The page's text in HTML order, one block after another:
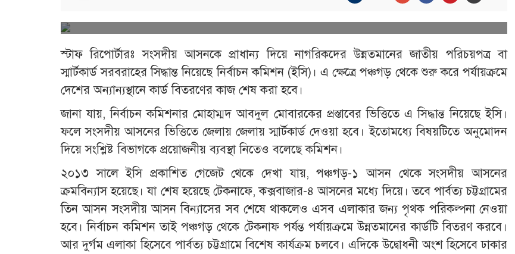
স্টাফ রিপোর্টারঃ সংসদীয় আসনকে প্রাধান্য দিয়ে নাগরিকদের উন্নতমানের জাতীয় পরিচয়পত্র বা
স্মার্টকার্ড সরবরাহের সিদ্ধান্ত নিয়েছে নির্বাচন কমিশন (ইসি)। এ ক্ষেত্রে পঞ্চগড় থেকে শুরু করে পর্যায়ক্রমে
দেশের অন্যান্যস্থানে কার্ড বিতরণের কাজ শেষ করা হবে।
জানা যায়, নির্বাচন কমিশনার মোহাম্মদ আবদুল মোবারকের প্রস্তাবের ভিত্তিতে এ সিদ্ধান্ত নিয়েছে ইসি।
ফলে সংসদীয় আসনের ভিত্তিতে জেলায় জেলায় স্মার্টকার্ড দেওয়া হবে। ইতোমধ্যে বিষয়টিতে অনুমোদন
দিয়ে সংশ্লিষ্ট বিভাগকে প্রয়োজনীয় ব্যবস্থা নিতেও বলেছে কমিশন।
২০১৩ সালে ইসি প্রকাশিত গেজেট থেকে দেখা যায়, পঞ্চগড়-১ আসন থেকে সংসদীয় আসনের
ক্রমবিন্যাস হয়েছে। যা শেষ হয়েছে টেকনাফে, কক্সবাজার-৪ আসনের মধ্যে দিয়ে। তবে পার্বত্য চট্টগ্রামের
তিন আসন সংসদীয় আসন বিন্যাসের সব শেষে থাকলেও এসব এলাকার জন্য পৃথক পরিকল্পনা নেওয়া
হবে। নির্বাচন কমিশন তাই পঞ্চগড় থেকে টেকনাফ পর্যন্ত পর্যায়ক্রমে উন্নতমানের কার্ডটি বিতরণ করবে।
আর দুর্গম এলাকা হিসেবে পার্বত্য চট্টগ্রামে বিশেষ কার্যক্রম চলবে। এদিকে উদ্বোধনী অংশ হিসেবে ঢাকার